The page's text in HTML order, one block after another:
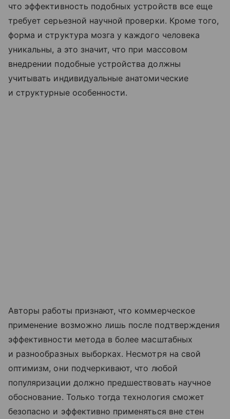
что эффективность подобных устройств все еще
требует серьезной научной проверки. Кроме того,
форма и структура мозга у каждого человека
уникальны, а это значит, что при массовом
внедрении подобные устройства должны
учитывать индивидуальные анатомические
и структурные особенности.
Авторы работы признают, что коммерческое
применение возможно лишь после подтверждения
эффективности метода в более масштабных
и разнообразных выборках. Несмотря на свой
оптимизм, они подчеркивают, что любой
популяризации должно предшествовать научное
обоснование. Только тогда технология сможет
безопасно и эффективно применяться вне стен